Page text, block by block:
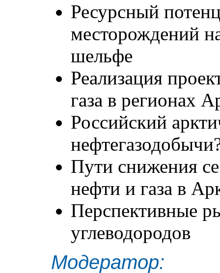
Ресурсный
месторождений
шельфе
Реализация
газа в регионах
Российский
Пути снижения
нефти и газа в
Перспективные
углеводородов
Модератор: